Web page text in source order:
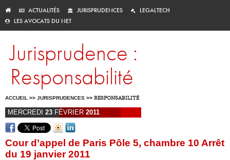
ACTUALITÉS JURISPRUDENCES
LEGALTECH
LES AVOCATS DU NET
Jurisprudence :
Responsabilité
ACCUEIL >> JURISPRUDENCES >> RESPONSABILITÉ
MERCREDI 23 FÉVRIER 2011
Cour d’appel de Paris Pôle 5, chambre 10 Arrêt
du 19 janvier 2011